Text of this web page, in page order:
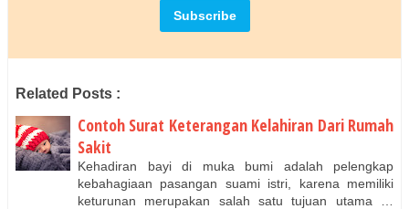
Related Posts :
Contoh Surat Keterangan Kelahiran Dari Rumah
Sakit
Kehadiran bayi di muka bumi adalah pelengkap
kebahagiaan pasangan suami istri, karena memiliki
keturunan merupakan salah satu tujuan utama …